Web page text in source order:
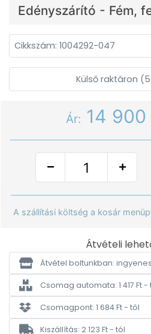
Edényszárító - Fém,
Cikkszám: 1004292-047
Külső raktáron
Ár: 14 900
A szállítási költség a kosár
Átvételi
Átvétel boltunkban: ingyenes
Csomag automata: 1 417 Ft -
Csomagpont: 1 684 Ft - tól
Kiszállítás: 2 123 Ft - tól